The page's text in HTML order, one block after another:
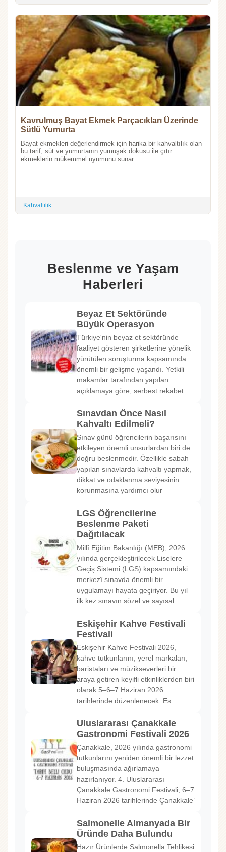
Kavrulmuş Bayat Ekmek Parçacıkları Üzerinde
Sütlü Yumurta
Bayat ekmekleri değerlendirmek için harika bir kahvaltılık olan
bu tarif, süt ve yumurtanın yumuşak dokusu ile çıtır
ekmeklerin mükemmel uyumunu sunar...
Kahvaltılık
Beslenme ve Yaşam
Haberleri
Beyaz Et Sektöründe
Büyük Operasyon
Türkiye'nin beyaz et sektöründe
faaliyet gösteren şirketlerine yönelik
yürütülen soruşturma kapsamında
önemli bir gelişme yaşandı. Yetkili
makamlar tarafından yapılan
açıklamaya göre, serbest rekabet
Sınavdan Önce Nasıl
Kahvaltı Edilmeli?
Sınav günü öğrencilerin başarısını
etkileyen önemli unsurlardan biri de
doğru beslenmedir. Özellikle sabah
yapılan sınavlarda kahvaltı yapmak,
dikkat ve odaklanma seviyesinin
korunmasına yardımcı olur
LGS Öğrencilerine
Beslenme Paketi
Dağıtılacak
Millî Eğitim Bakanlığı (MEB), 2026
yılında gerçekleştirilecek Liselere
Geçiş Sistemi (LGS) kapsamındaki
merkezî sınavda önemli bir
uygulamayı hayata geçiriyor. Bu yıl
ilk kez sınavın sözel ve sayısal
Eskişehir Kahve Festivali
Festivali
Eskişehir Kahve Festivali 2026,
kahve tutkunlarını, yerel markaları,
baristaları ve müzikseverleri bir
araya getiren keyifli etkinliklerden biri
olarak 5–6–7 Haziran 2026
tarihlerinde düzenlenecek. Es
Uluslararası Çanakkale
Gastronomi Festivali 2026
Çanakkale, 2026 yılında gastronomi
tutkunlarını yeniden önemli bir lezzet
buluşmasında ağırlamaya
hazırlanıyor. 4. Uluslararası
Çanakkale Gastronomi Festivali, 6–7
Haziran 2026 tarihlerinde Çanakkale’
Salmonelle Almanyada Bir
Üründe Daha Bulundu
Hazır Ürünlerde Salmonella Tehlikesi